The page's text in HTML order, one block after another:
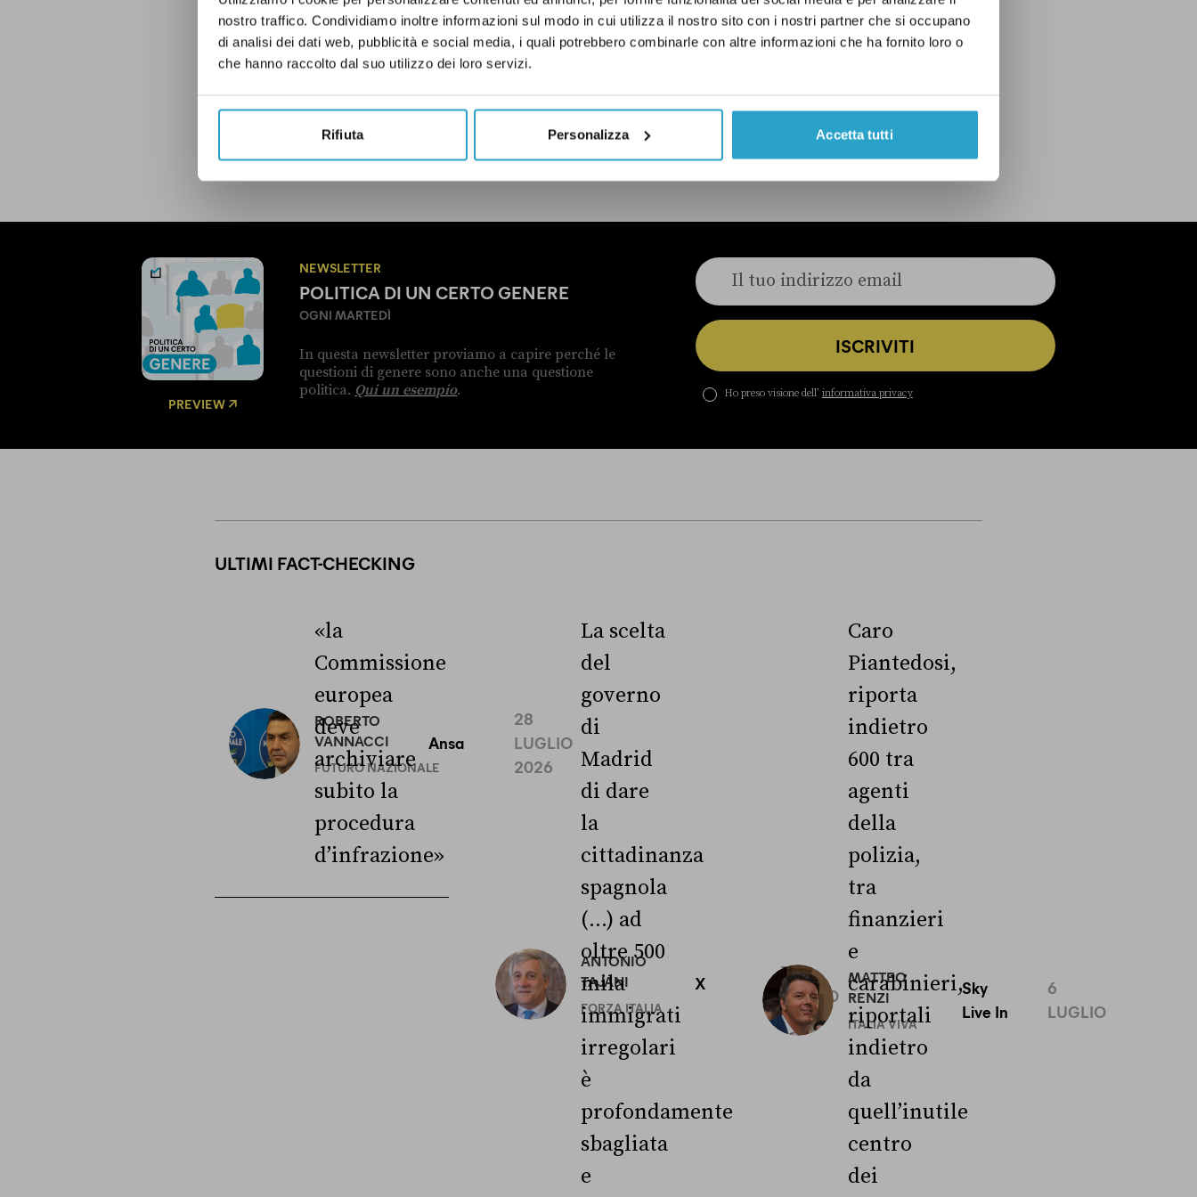
nostro traffico. Condividiamo inoltre informazioni sul modo in cui utilizza il nostro sito con i nostri partner che si occupano
di analisi dei dati web, pubblicità e social media, i quali potrebbero combinarle con altre informazioni che ha fornito loro o
che hanno raccolto dal suo utilizzo dei loro servizi.
Rifiuta Personalizza Accetta tutti
AMBIENTE CULTURA PANZANA PAZZESCA PD SICILIA
LEGGI LA NOSTRA POLITICA DELLE CORREZIONI
PREVIEW
NEWSLETTER
POLITICA DI UN CERTO GENERE
OGNI MARTEDÌ
In questa newsletter proviamo a capire perché le
questioni di genere sono anche una questione
politica. Qui un esempio.
ISCRIVITI
Ho preso visione dell’ informativa privacy
ULTIMI FACT-CHECKING
ROBERTO
VANNACCI
FUTURO NAZIONALE
«la
Commissione
europea
deve
archiviare
subito la
procedura
d’infrazione»
Ansa
28
LUGLIO
2026
ANTONIO
TAJANI
FORZA ITALIA
La scelta
del
governo
di
Madrid
di dare
la
cittadinanza
spagnola
(...) ad
oltre 500
mila
immigrati
irregolari
è
profondamente
sbagliata
e
X
30
LUGLIO
MATTEO
RENZI
ITALIA VIVA
Caro
Piantedosi,
riporta
indietro
600 tra
agenti
della
polizia,
tra
finanzieri
e
carabinieri,
riportali
indietro
da
quell’inutile
centro
dei
Sky
Live In
6
LUGLIO